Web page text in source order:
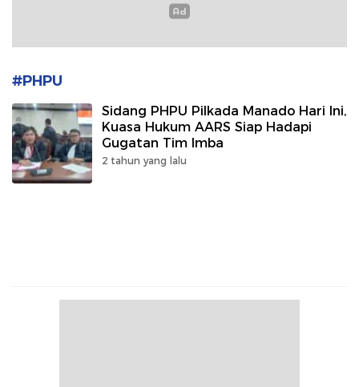
#PHPU
Sidang PHPU Pilkada Manado Hari Ini,
Kuasa Hukum AARS Siap Hadapi
Gugatan Tim Imba
2 tahun yang lalu